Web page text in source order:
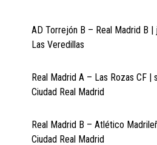
AD Torrejón B – Real Madrid B |
Las Veredillas
Real Madrid A – Las Rozas CF |
Ciudad Real Madrid
Real Madrid B – Atlético
Ciudad Real Madrid